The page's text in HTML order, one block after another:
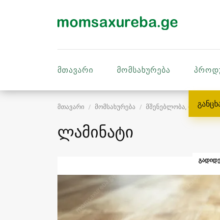
მთავარი მომსახურება
მთავარი მომსახურება მშენებლობა, რემონტი
ლამინატი